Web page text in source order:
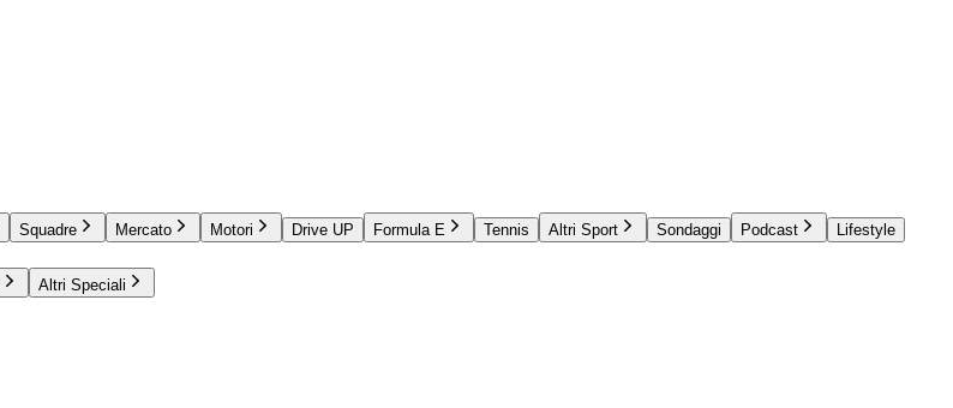
Squadre Mercato Motori Drive UP Formula E Tennis Altri Sport Sondaggi Podcast
Lifestyle
Altri Speciali